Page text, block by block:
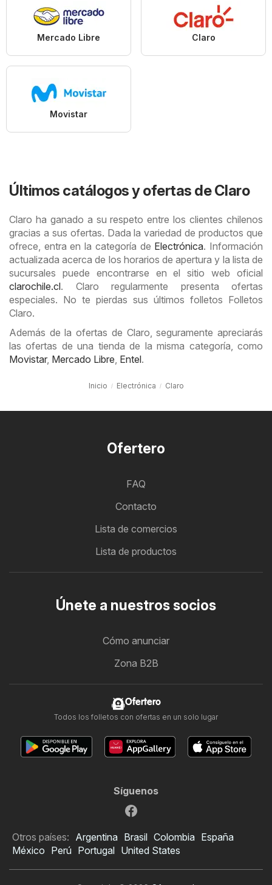
Mercado Libre Claro
Movistar
Últimos catálogos y ofertas de Claro
Claro ha ganado a su respeto entre los clientes chilenos
gracias a sus ofertas. Dada la variedad de productos que
ofrece, entra en la categoría de Electrónica. Información
actualizada acerca de los horarios de apertura y la lista de
sucursales puede encontrarse en el sitio web oficial
clarochile.cl. Claro regularmente presenta ofertas
especiales. No te pierdas sus últimos folletos Folletos
Claro.
Además de la ofertas de Claro, seguramente apreciarás
las ofertas de una tienda de la misma categoría, como
Movistar, Mercado Libre Entel.
Inicio Electrónica Claro
Ofertero
FAQ
Contacto
Lista de comercios
Lista de productos
Únete a nuestros socios
Cómo anunciar
Zona B2B
Ofertero
Todos los folletos con ofertas en un solo lugar
Síguenos
Otros países: Argentina Brasil Colombia España
México Perú Portugal United States